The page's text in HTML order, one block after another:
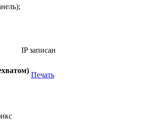
IP записан
Печать